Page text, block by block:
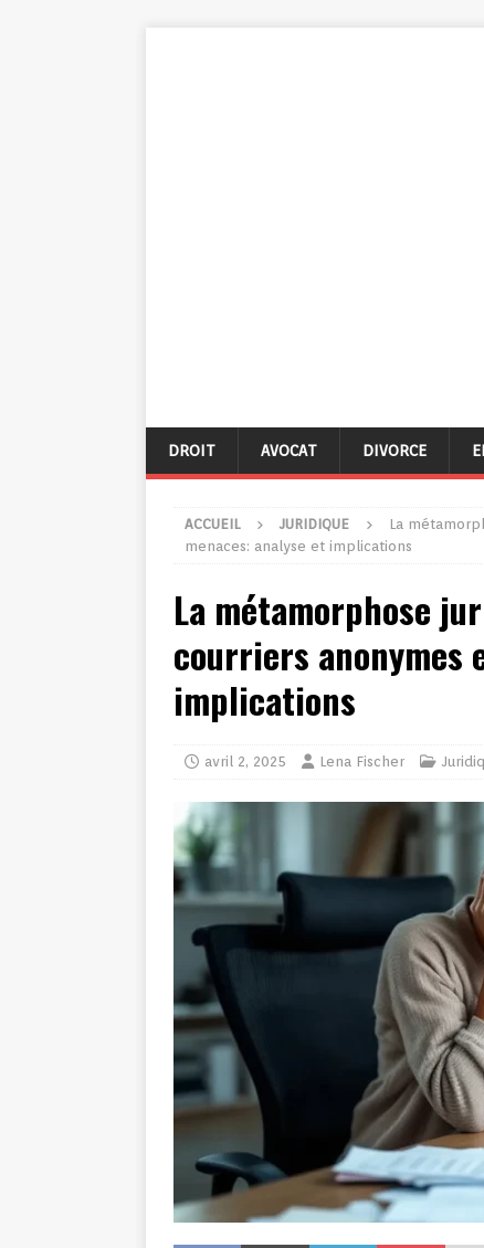
DROIT AVOCAT DIVORCE
ACCUEIL JURIDIQUE
La
menaces: analyse et implications
La métamorphose
courriers anonymes
implications
avril 2, 2025 Lena Fischer